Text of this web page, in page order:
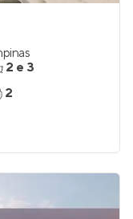
2 e 3
2